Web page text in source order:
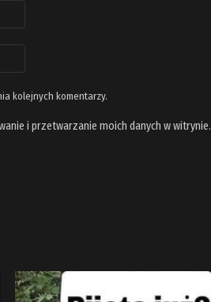
kolejnych komentarzy.
i przetwarzanie moich danych w witrynie.